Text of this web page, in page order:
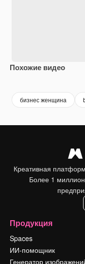
Похожие видео
бизнес женщина
Креативная
Более 1
Продукция
Spaces
ИИ-помощник
Генератор